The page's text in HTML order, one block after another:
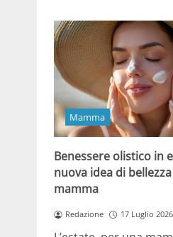
Mamma
Benessere olistico in
nuova idea di
mamma
Redazione 17 Luglio 2026